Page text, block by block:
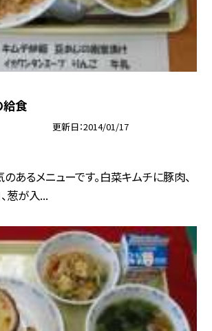
給食
更新日 2014/01/17
あるメニューです。白菜キムチに豚肉、
葱が入...